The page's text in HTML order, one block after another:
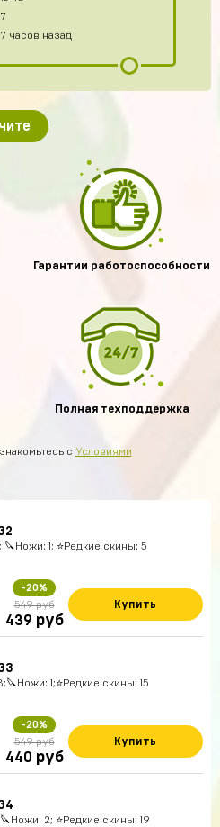
7
7 часов назад
Гарантии работоспособности
Полная техподдержка
с Условиями
🔪Ножи: 1; ⭐️Редкие скины: 5
-20%
549 руб
439 руб
Купить
1;⭐️Редкие скины: 15
-20%
549 руб
440 руб
Купить
🔪Ножи: 2; ⭐️Редкие скины: 19